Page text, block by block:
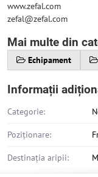
www.zefal.com
zefal@zefal.com
Mai multe din
Echipament
Informații
Categorie:
Poziționare:
Destinația aripii: